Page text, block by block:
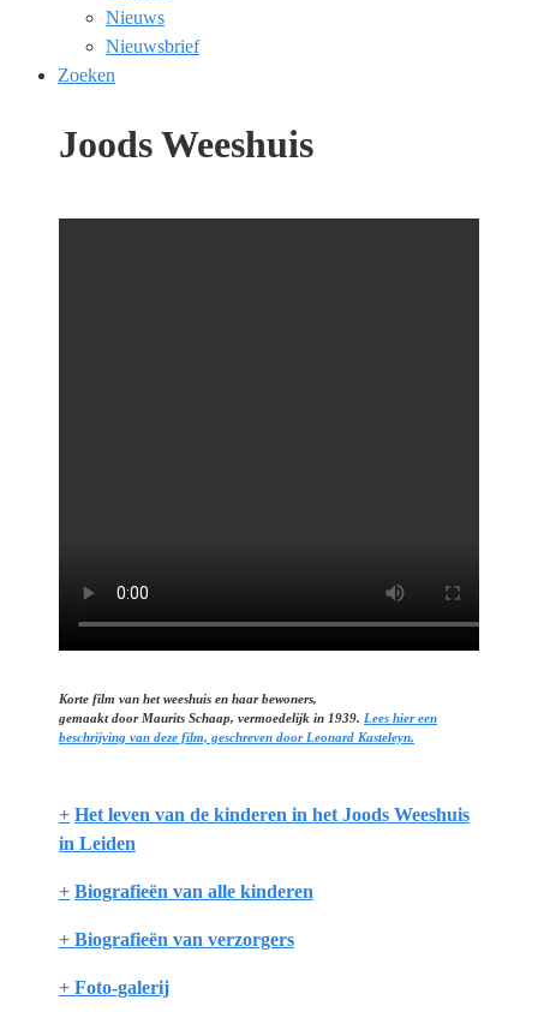
Nieuws
Nieuwsbrief
Zoeken
Joods Weeshuis
Korte film van het weeshuis en haar bewoners,
gemaakt door Maurits Schaap, vermoedelijk in 1939. Lees hier een
beschrijving van deze film, geschreven door Leonard Kasteleyn.
+ Het leven van de kinderen in het Joods Weeshuis
in Leiden
+ Biografieën van alle kinderen
+ Biografieën van verzorgers
+ Foto-galerij